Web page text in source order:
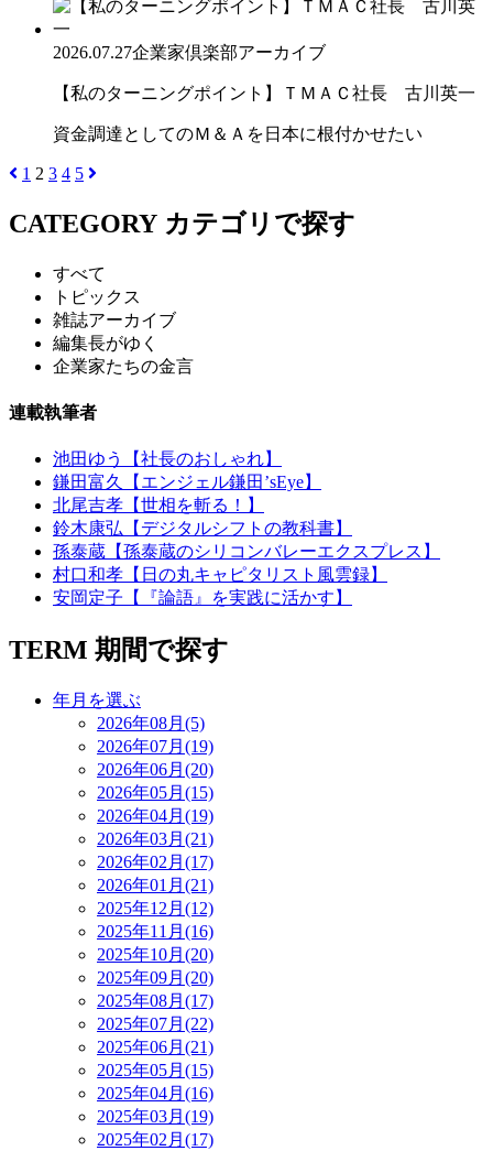
2026.07.27企業家倶楽部アーカイブ
【私のターニングポイント】ＴＭＡＣ社長 古川英一
資金調達としてのＭ＆Ａを日本に根付かせたい
1 2 3 4 5
CATEGORY カテゴリで探す
すべて
トピックス
雑誌アーカイブ
編集長がゆく
企業家たちの金言
連載執筆者
池田ゆう【社長のおしゃれ】
鎌田富久【エンジェル鎌田’sEye】
北尾吉孝【世相を斬る！】
鈴木康弘【デジタルシフトの教科書】
孫泰蔵【孫泰蔵のシリコンバレーエクスプレス】
村口和孝【日の丸キャピタリスト風雲録】
安岡定子【『論語』を実践に活かす】
TERM 期間で探す
年月を選ぶ
2026年08月(5)
2026年07月(19)
2026年06月(20)
2026年05月(15)
2026年04月(19)
2026年03月(21)
2026年02月(17)
2026年01月(21)
2025年12月(12)
2025年11月(16)
2025年10月(20)
2025年09月(20)
2025年08月(17)
2025年07月(22)
2025年06月(21)
2025年05月(15)
2025年04月(16)
2025年03月(19)
2025年02月(17)